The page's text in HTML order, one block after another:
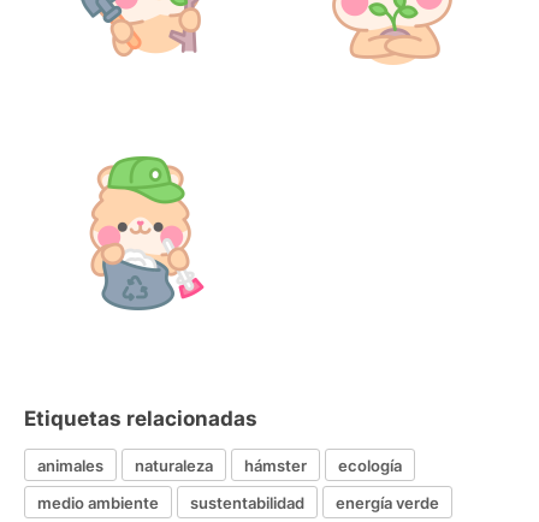
Etiquetas relacionadas
animales naturaleza hámster
ecología
medio ambiente
sustentabilidad energía verde